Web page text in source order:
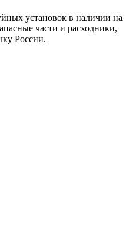
установок в наличии на
части и расходники,
России.